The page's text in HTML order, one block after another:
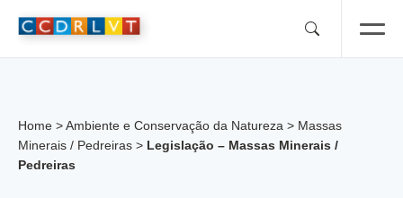
Home >Ambiente e Conservação da Natureza > Massas
Minerais / Pedreiras > Legislação – Massas Minerais /
Pedreiras